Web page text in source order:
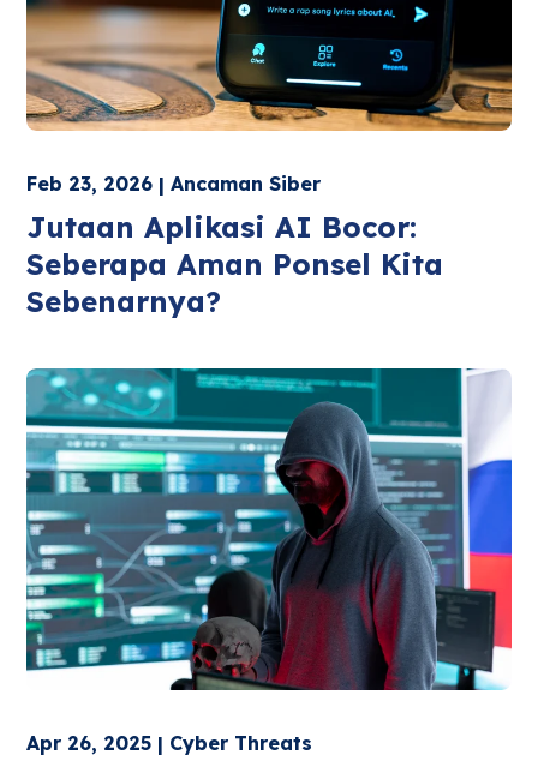
Feb 23, 2026 | Ancaman Siber
Jutaan Aplikasi AI Bocor:
Seberapa Aman Ponsel Kita
Sebenarnya?
Apr 26, 2025 | Cyber Threats